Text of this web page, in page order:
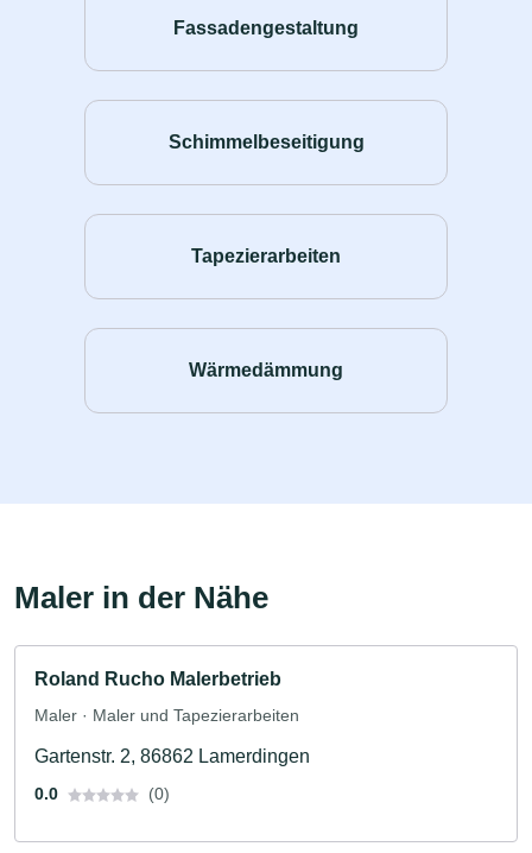
Fassadengestaltung
Schimmelbeseitigung
Tapezierarbeiten
Wärmedämmung
Maler in der Nähe
Roland Rucho Malerbetrieb
Maler · Maler und Tapezierarbeiten
Gartenstr. 2, 86862 Lamerdingen
0.0 (0)